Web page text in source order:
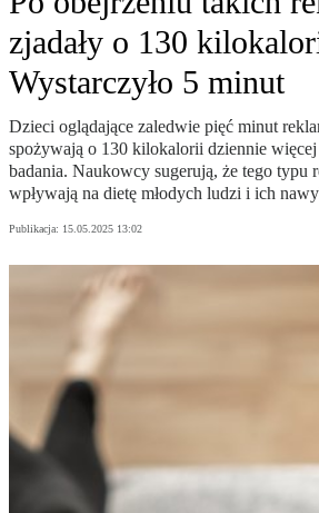
zjadały o 130
Wystarczyło 5 minut
Dzieci oglądające zaledwie pięć minut
spożywają o 130 kilokalorii dziennie
badania. Naukowcy sugerują, że tego typu
wpływają na dietę młodych ludzi i ich
Publikacja: 15.05.2025 13:02